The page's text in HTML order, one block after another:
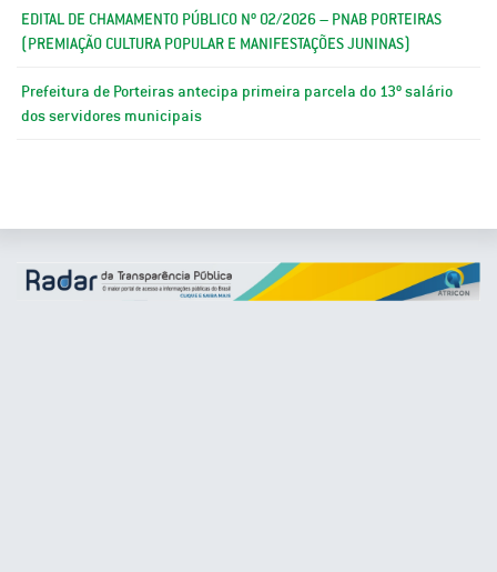
EDITAL DE CHAMAMENTO PÚBLICO Nº 02/2026 – PNAB PORTEIRAS
(PREMIAÇÃO CULTURA POPULAR E MANIFESTAÇÕES JUNINAS)
Prefeitura de Porteiras antecipa primeira parcela do 13º salário
dos servidores municipais